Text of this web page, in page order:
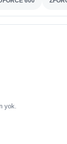
yok.